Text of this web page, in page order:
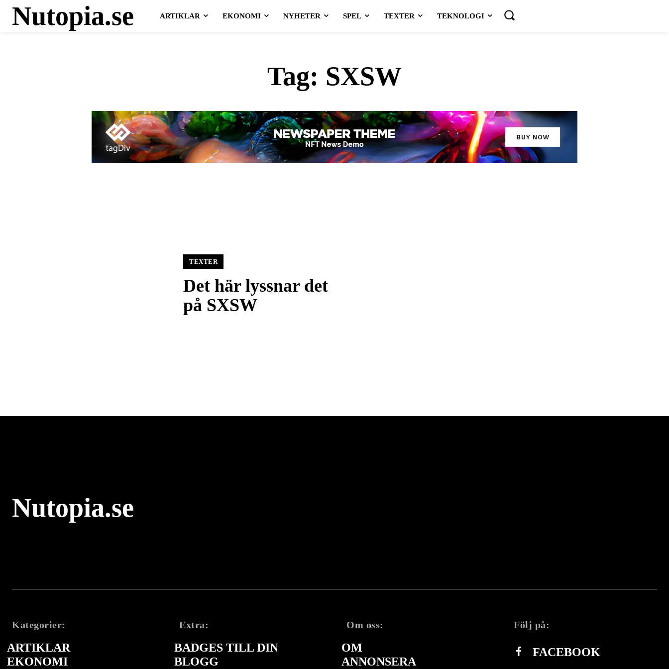
Nutopia.se ARTIKLAR EKONOMI NYHETER SPEL TEXTER TEKNOLOGI
Tag: SXSW
TEXTER
Det här lyssnar det
på SXSW
Nutopia.se
Kategorier:
ARTIKLAR
EKONOMI
Extra:
BADGES TILL DIN
BLOGG
Om oss:
OM
ANNONSERA
Följ på:
FACEBOOK